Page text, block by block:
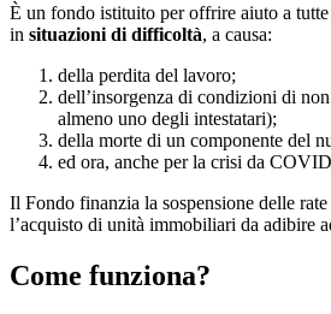
È un fondo istituito per offrire aiuto a
in situazioni di difficoltà, a causa:
della perdita del lavoro;
dell’insorgenza di condizioni di
almeno uno degli intestatari);
della morte di un componente del
ed ora, anche per la crisi da
Il Fondo finanzia la sospensione delle
l’acquisto di unità immobiliari da adibire
Come funziona?